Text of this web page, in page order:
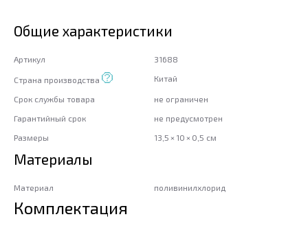
Общие характеристики
Артикул 31688
Страна производства Китай
Срок службы товара
не ограничен
Гарантийный срок
не предусмотрен
Размеры
13,5 × 10 × 0,5 см
Материалы
Материал поливинилхлорид
Комплектация